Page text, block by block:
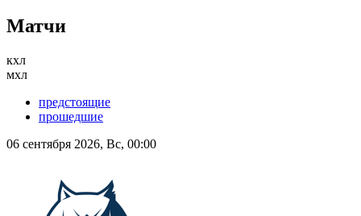
Матчи
кхл
мхл
предстоящие
прошедшие
06 сентября 2026, Вс, 00:00